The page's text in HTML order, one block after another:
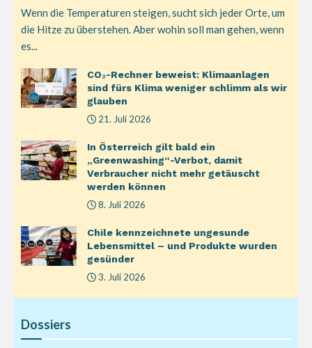
Wenn die Temperaturen steigen, sucht sich jeder Orte, um
die Hitze zu überstehen. Aber wohin soll man gehen, wenn
es...
CO₂-Rechner beweist: Klimaanlagen
sind fürs Klima weniger schlimm als wir
glauben
21. Juli 2026
In Österreich gilt bald ein
„Greenwashing“-Verbot, damit
Verbraucher nicht mehr getäuscht
werden können
8. Juli 2026
Chile kennzeichnete ungesunde
Lebensmittel – und Produkte wurden
gesünder
3. Juli 2026
Dossiers